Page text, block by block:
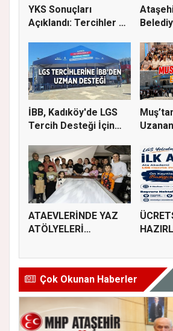
YKS Sonuçları
Açıklandı: Tercihler 29
İBB, Kadıköy'de LGS
Tercih Desteği İçin
ATAEVLERİNDE YAZ
ATÖLYELERİ
Çok Okunan Haberler